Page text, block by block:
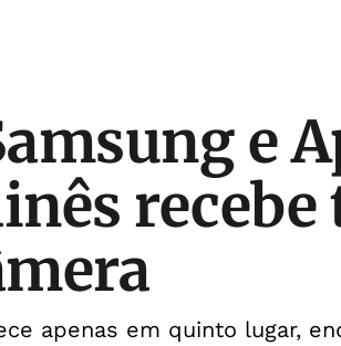
e
apenas em quinto lugar,